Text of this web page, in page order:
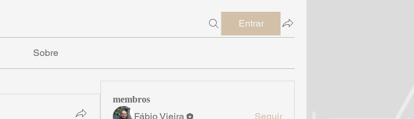
Entrar
Sobre
membros
Fábio Vieira
Seguir